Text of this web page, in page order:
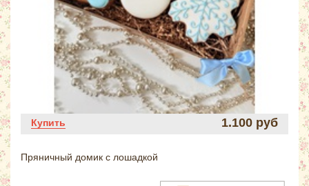
Купить 1.100 руб
Пряничный домик с лошадкой